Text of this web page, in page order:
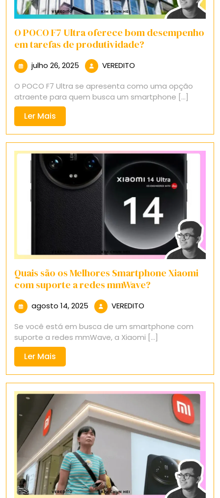
O POCO F7 Ultra oferece bom desempenho
em tarefas de produtividade?
julho 26, 2025 julho
2025
VEREDITO
O POCO F7 Ultra se apresenta como uma opção
atraente para quem busca um smartphone [...]
Ler Mais
Mais
Quais são os Melhores Smartphone Xiaomi
com suporte a redes mmWave?
agosto 14, 2025 agosto
2025
VEREDITO
Se você está em busca de um smartphone com
suporte a redes mmWave, a Xiaomi [...]
Ler Mais
Mais